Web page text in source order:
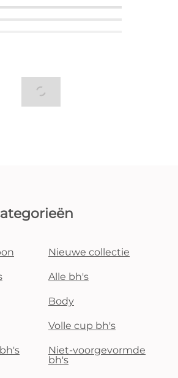
Nieuwe collectie
Alle bh's
Body
Volle cup bh's
Niet-voorgevormde
bh's